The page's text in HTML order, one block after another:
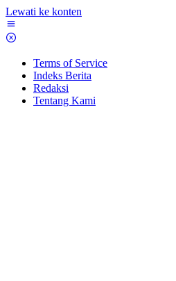
Lewati ke konten
Terms of Service
Indeks Berita
Redaksi
Tentang Kami